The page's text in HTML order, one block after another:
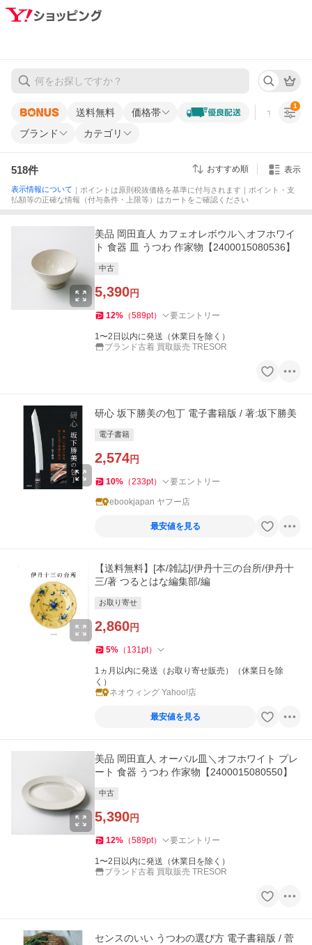
送料無料 価格帯 すべての条
ブランド カテゴリ
1
518件 おすすめ順 表示
表示情報について ｜ポイントは原則税抜価格を基準に付与されます｜ポイント・支
払額等の正確な情報（付与条件・上限等）はカートをご確認ください
美品 岡田直人 カフェオレボウル＼オフホワイ
ト 食器 皿 うつわ 作家物【2400015080536】
中古
5,390円
12% （589pt） 要エントリー
1〜2日以内に発送（休業日を除く）
ブランド古着 買取販売 TRESOR
研心 坂下勝美の包丁 電子書籍版 / 著:坂下勝美
電子書籍
2,574円
10% （233pt） 要エントリー
ebookjapan ヤフー店
最安値を見る
【送料無料】[本/雑誌]/伊丹十三の台所/伊丹十
三/著 つるとはな編集部/編
お取り寄せ
2,860円
5% （ 131pt）
1ヵ月以内に発送（お取り寄せ販売）（休業日を除
く）
ネオウィング Yahoo!店
最安値を見る
美品 岡田直人 オーバル皿＼オフホワイト プレ
ート 食器 うつわ 作家物【2400015080550】
中古
5,390円
12% （589pt） 要エントリー
1〜2日以内に発送（休業日を除く）
ブランド古着 買取販売 TRESOR
センスのいい うつわの選び方 電子書籍版 / 菅